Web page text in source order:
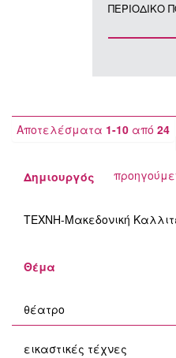
ΠΕΡΙΟΔΙΚΟ
Αποτελέσματα 1-10 από 24
Δημιουργός
ΤΕΧΝΗ-Μακεδονική
Θέμα
θέατρο
εικαστικές τέχνες